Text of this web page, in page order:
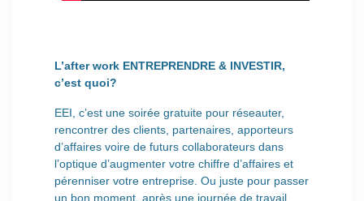
L’after work ENTREPRENDRE & INVESTIR,
c’est quoi?
EEI, c’est une soirée gratuite pour réseauter,
rencontrer des clients, partenaires, apporteurs
d’affaires voire de futurs collaborateurs dans
l’optique d’augmenter votre chiffre d’affaires et
pérenniser votre entreprise. Ou juste pour passer
un bon moment, après une journée de travail